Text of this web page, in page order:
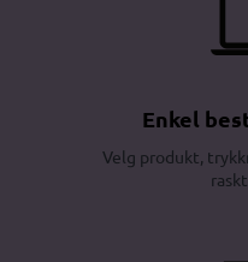
Enkel
Velg produkt,